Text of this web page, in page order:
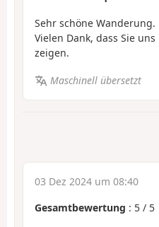
Sehr schöne Wanderung.
Vielen Dank, dass Sie
zeigen.
Maschinell übersetzt
03 Dez 2024 um 08:40
Gesamtbewertung : 5 / 5